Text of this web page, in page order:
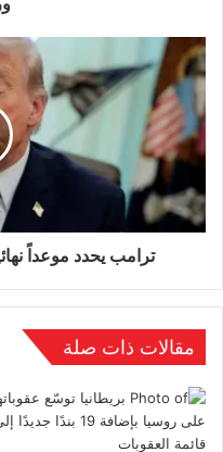
العمل على صياغة
ترامب يحدد موعداً
مقالات ذات صلة